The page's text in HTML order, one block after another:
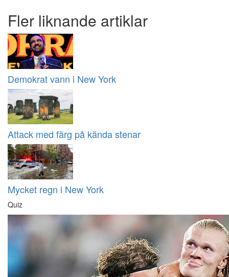
Fler liknande artiklar
Demokrat vann i New York
Attack med färg på kända stenar
Mycket regn i New York
Quiz